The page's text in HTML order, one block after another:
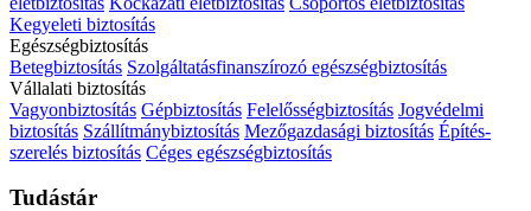
Kegyeleti biztosítás
Egészségbiztosítás
Betegbiztosítás Szolgáltatásfinanszírozó egészségbiztosítás
Vállalati biztosítás
Vagyonbiztosítás Gépbiztosítás Felelősségbiztosítás Jogvédelmi
biztosítás Szállítmánybiztosítás Mezőgazdasági biztosítás Építés-
szerelés biztosítás Céges egészségbiztosítás
Tudástár